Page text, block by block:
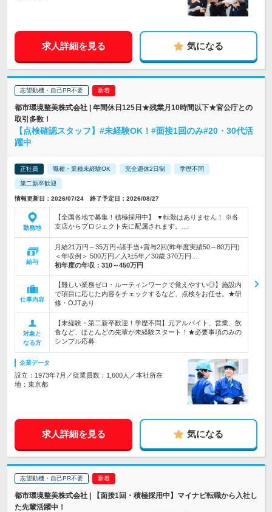
求人詳細を見る 気になる
志望動機・自己PR不要
都市環境整美株式会社 | 年間休日125日★残業月10時間以下★官公庁との
取引多数！
【点検確認スタッフ】#未経験OK！#面接1回のみ#20・30代活
躍中
正社員 職種・業種未経験OK 完全週休2日制 学歴不問
第二新卒歓迎
情報更新日：2026/07/24 終了予定日：2026/08/27
勤務地
【全国各地で募集！積極採用中】 ▼転勤はありません！ ※各
支店からプロジェクト先に配属されます。…
給与
月給21万円～35万円+諸手当+賞与2回(昨年度実績50～80万円)
＜年収例＞ 500万円／入社5年／30歳 370万円…
初年度の年収： 310～450万円
仕事内容
【難しい業務ゼロ・ルーティンワークで覚えやすい◎】施設内
で項目に応じた内容をチェックするなど、点検をお任せ。★研
修・OJTあり
対象と
なる方
【未経験・第二新卒歓迎！学歴不問】元アルバイト、営業、飲
食など、ほとんどの先輩が未経験スタート！★必要事項のみの
シンプル応募
企業データ
設立：1973年7月／従業員数：1,600人／本社所在
地：東京都
求人詳細を見る 気になる
志望動機・自己PR不要
都市環境整美株式会社 | 【面接1回・積極採用中】マイナビ転職から入社し
た先輩活躍中！